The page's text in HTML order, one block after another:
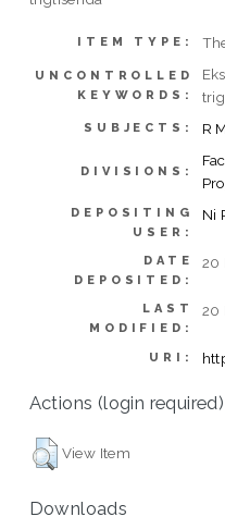
ITEM TYPE:
UNCONTROLLED
KEYWORDS:
SUBJECTS: R
DIVISIONS:
DEPOSITING
USER:
Ni
DATE
DEPOSITED:
20
LAST
MODIFIED:
20
URI:
Actions (login required)
View Item
Downloads